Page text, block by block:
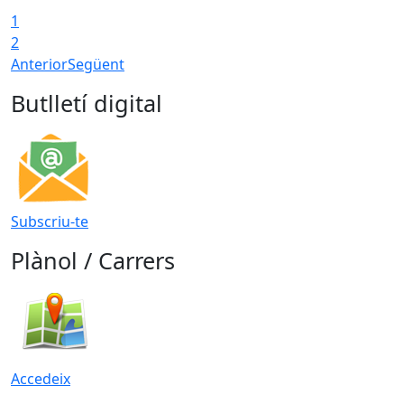
1
2
AnteriorSegüent
Butlletí digital
Subscriu-te
Plànol / Carrers
Accedeix